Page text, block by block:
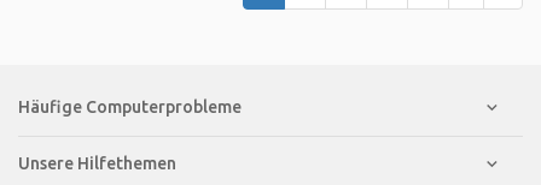
Häufige Computerprobleme
Unsere Hilfethemen